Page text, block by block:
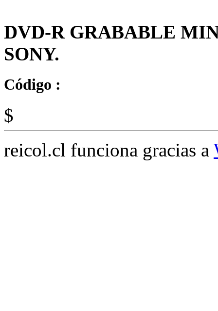
DVD-R GRABABLE
SONY.
Código :
$
reicol.cl funciona gracias a